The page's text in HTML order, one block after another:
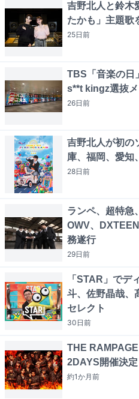
吉野北人と鈴木
たかも」主題歌
25日前
TBS「音楽の日
s**t kingz選抜
26日前
吉野北人が初
庫、福岡、愛知
28日前
ランペ、超特急
OWV、
務遂行
29日前
「STAR」で
斗、佐野晶哉、
セレクト
30日前
THE
2DAYS開催決定
約1か月前